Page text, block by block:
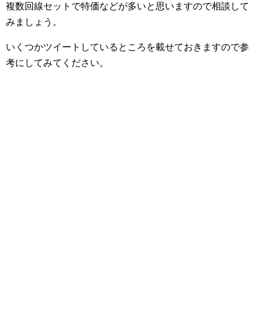
複数回線セットで特価などが多いと思いますので相談して
みましょう。
いくつかツイートしているところを載せておきますので参
考にしてみてください。